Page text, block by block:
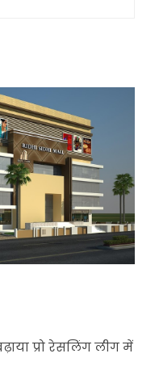
प्रो रेसलिंग लीग में